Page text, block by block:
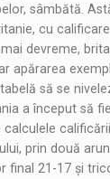
sâmbătă.
cu
devreme,
apărarea
să se
a început să
calculele
prin două
final 21-17 și